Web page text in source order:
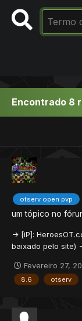
Encontrado 8
otserv open pvp
um tópico no
-> [iP]:
baixado pelo site)
-> Para magias
diga: !commands
Fevereiro 27,
8.6 otserv